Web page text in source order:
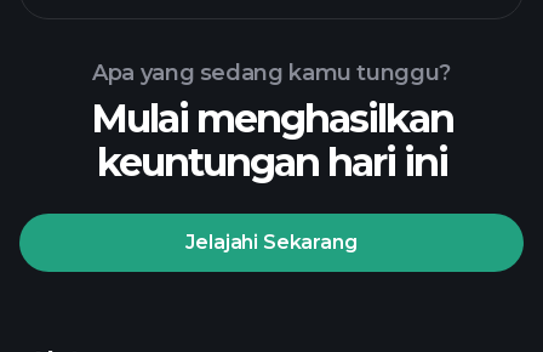
Turnamen
Playtrade
broker yang
Apa yang sedang kamu tunggu?
Mulai menghasilkan
keuntungan hari ini
Jelajahi Sekarang